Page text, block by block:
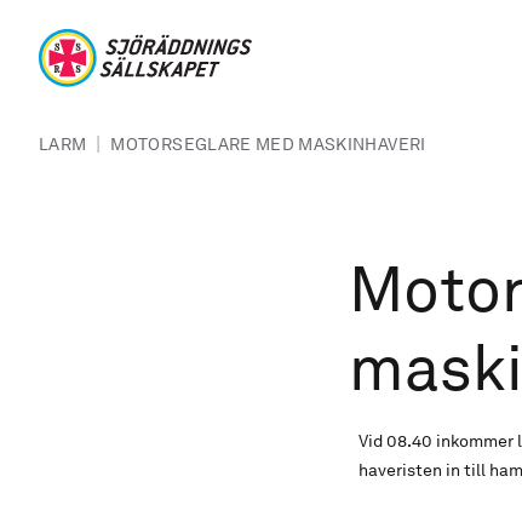
LARM | MOTORSEGLARE MED MASKINHAVERI
Vid 08.40 inkommer
haveristen in till